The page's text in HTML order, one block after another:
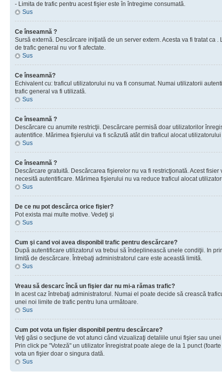
- Limita de trafic pentru acest fişier este în întregime consumată.
Sus
Ce înseamnă ?
Sursă externă. Descărcare iniţiată de un server extern. Acesta va fi tratat ca
de trafic general nu vor fi afectate.
Sus
Ce înseamnă?
Echivalent cu: traficul utilizatorului nu va fi consumat. Numai utilizatorii
trafic general va fi utilizată.
Sus
Ce înseamnă ?
Descărcare cu anumite restricţii. Descărcare permisă doar utilizatorilor
autentifice. Mărimea fişierului va fi scăzută atât din traficul alocat
Sus
Ce înseamnă ?
Descărcare gratuită. Descărcarea fişierelor nu va fi restricţionată. Acest
necesită autentificare. Mărimea fişierului nu va reduce traficul alocat
Sus
De ce nu pot descărca orice fişier?
Pot exista mai multe motive. Vedeţi şi
Sus
Cum şi cand voi avea disponibil trafic pentru descărcare?
După autentificare utilizatorul va trebui să îndeplinească unele condiţii. In
limită de descărcare. Întrebaţi administratorul care este această limită.
Sus
Vreau să descarc încă un fişier dar nu mi-a rămas trafic?
In acest caz întrebaţi administratorul. Numai el poate decide să crească
unei noi limite de trafic pentru luna următoare.
Sus
Cum pot vota un fişier disponibil pentru descărcare?
Veţi găsi o secţiune de vot atunci când vizualizaţi detaliile unui fişier sau
Prin click pe "Voteză" un utilizator înregistrat poate alege de la 1 punct
vota un fişier doar o singura dată.
Sus